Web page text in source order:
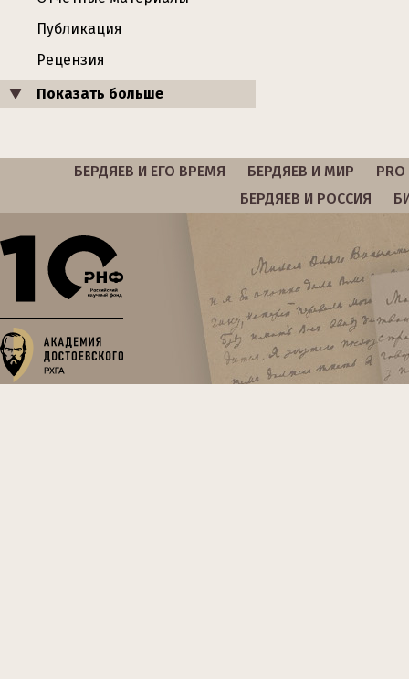
Публикация
Рецензия
Показать больше
БЕРДЯЕВ И ЕГО ВРЕМЯ БЕРДЯЕВ И МИР
PRO
БЕРДЯЕВ И РОССИЯ